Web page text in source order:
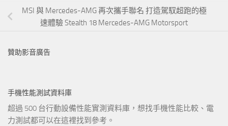
MSI 與 Mercedes-AMG 再次攜手聯名 打造駕馭超跑的極
速體驗 Stealth 18 Mercedes-AMG Motorsport
贊助影音廣告
手機性能測試資料庫
超過 500 台行動設備性能實測資料庫，想找手機性能比較、電
力測試都可以在這裡找到參考。